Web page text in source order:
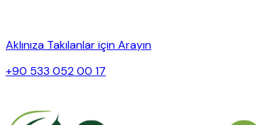
Aklınıza Takılanlar için Arayın
+90 533 052 00 17